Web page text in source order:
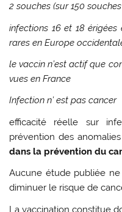
2 souches (sur 150
infections 16 et 18
rares en Europe
le vaccin n’est actif que
vues en France
Infection n’ est pas cancer
efficacité réelle sur
prévention des
dans la prévention du
Aucune étude publiée
diminuer le risque de
La vaccination constitue